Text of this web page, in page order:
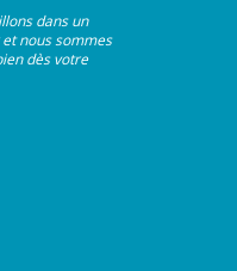
dans un
nous sommes
dès votre